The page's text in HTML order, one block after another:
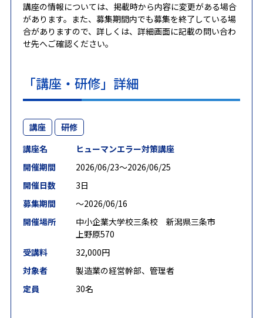
講座の情報については、掲載時から内容に変更がある場合
があります。また、募集期間内でも募集を終了している場
合がありますので、詳しくは、詳細画面に記載の問い合わ
せ先へご確認ください。
「講座・研修」詳細
講座
研修
講座名
ヒューマンエラー対策講座
開催期間
2026/06/23〜2026/06/25
開催日数
3日
募集期間
〜2026/06/16
開催場所
中小企業大学校三条校 新潟県三条市
上野原570
受講料
32,000円
対象者
製造業の経営幹部、管理者
定員
30名